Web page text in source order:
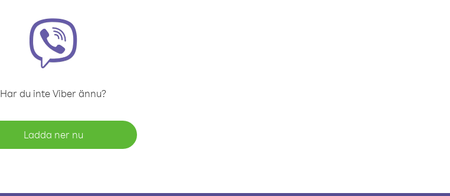
Har du inte Viber ännu?
Ladda ner nu